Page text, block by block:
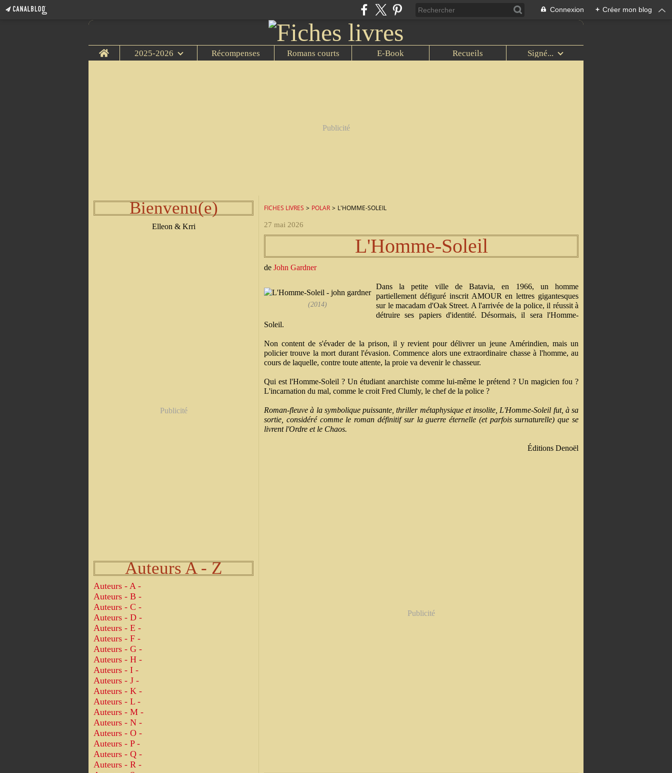
Connexion + Créer mon blog
Home 2025-2026 Récompenses Romans courts E-Book Recueils Signé...
Publicité
Bienvenu(e)
Elleon & Krri
Publicité
Auteurs A - Z
Auteurs - A -
Auteurs - B -
Auteurs - C -
Auteurs - D -
Auteurs - E -
Auteurs - F -
Auteurs - G -
Auteurs - H -
Auteurs - I -
Auteurs - J -
Auteurs - K -
Auteurs - L -
Auteurs - M -
Auteurs - N -
Auteurs - O -
Auteurs - P -
Auteurs - Q -
Auteurs - R -
FICHES LIVRES > POLAR > L'HOMME-SOLEIL
27 mai 2026
L'Homme-Soleil
de John Gardner
(2014)
Dans la petite ville de Batavia, en 1966, un homme
partiellement défiguré inscrit AMOUR en lettres gigantesques
sur le macadam d'Oak Street. A l'arrivée de la police, il réussit à
détruire ses papiers d'identité. Désormais, il sera l'Homme-
Soleil.
Non content de s'évader de la prison, il y revient pour délivrer un jeune Amérindien, mais un
policier trouve la mort durant l'évasion. Commence alors une extraordinaire chasse à l'homme, au
cours de laquelle, contre toute attente, la proie va devenir le chasseur.
Qui est l'Homme-Soleil ? Un étudiant anarchiste comme lui-même le prétend ? Un magicien fou ?
L'incarnation du mal, comme le croit Fred Clumly, le chef de la police ?
Roman-fleuve à la symbolique puissante, thriller métaphysique et insolite, L'Homme-Soleil fut, à sa
sortie, considéré comme le roman définitif sur la guerre éternelle (et parfois surnaturelle) que se
livrent l'Ordre et le Chaos.
Éditions Denoël
Publicité